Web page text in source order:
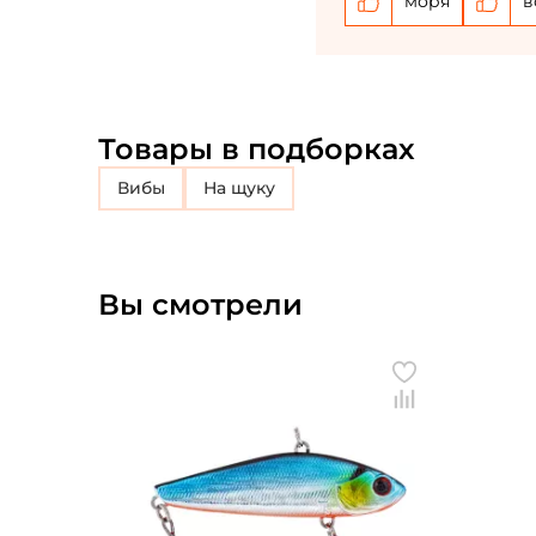
Товары в подборках
Вибы на щуку
Вы смотрели